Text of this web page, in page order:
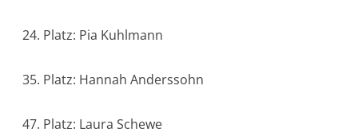
24. Platz: Pia Kuhlmann
35. Platz: Hannah Anderssohn
47. Platz: Laura Schewe